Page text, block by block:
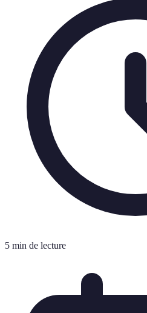
5 min de lecture